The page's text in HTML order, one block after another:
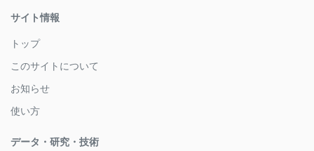
サイト情報
トップ
このサイトについて
お知らせ
使い方
データ・研究・技術